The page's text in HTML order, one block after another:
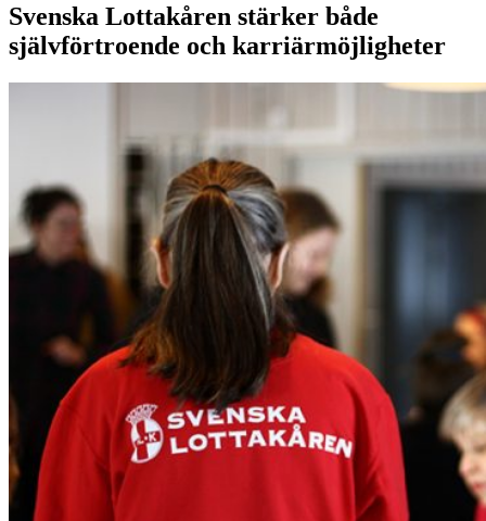
Svenska Lottakåren stärker både
självförtroende och karriärmöjligheter